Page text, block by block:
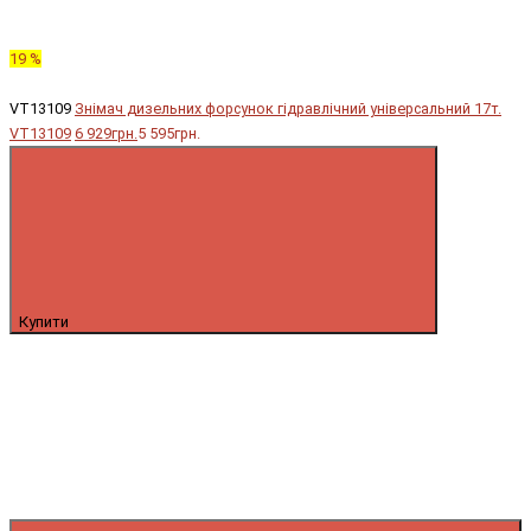
19 %
VT13109 Знімач дизельних форсунок гідравлічний універсальний 17т.
VT13109 6 929грн.5 595грн.
Купити